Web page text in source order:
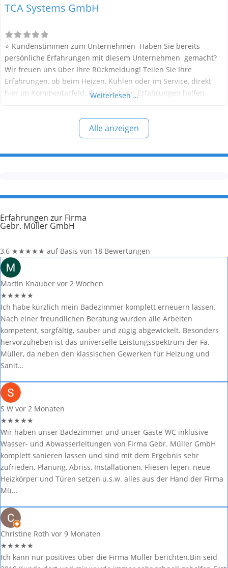
TCA Systems GmbH
⭐ Kundenstimmen zum Unternehmen Haben Sie bereits
persönliche Erfahrungen mit diesem Unternehmen gemacht?
Wir freuen uns über Ihre Rückmeldung! Teilen Sie Ihre
Erfahrungen, ob beim Heizen, Kühlen oder im Service, direkt
hier im Kommentarfeld. Ihre positiven Erfahrungen helfen
eine kritische Meinung äußern, so geben Sie diese bitte mit
konkreten Details an und bleiben
Weiterlesen …
Alle anzeigen
Erfahrungen zur Firma
Gebr. Müller GmbH
3,6 ★★★★★ auf Basis von 18 Bewertungen
Martin Knauber vor 2 Wochen
★★★★★
Ich habe kürzlich mein Badezimmer komplett erneuern lassen.
Nach einer freundlichen Beratung wurden alle Arbeiten
kompetent, sorgfältig, sauber und zügig abgewickelt. Besonders
hervorzuheben ist das universelle Leistungsspektrum der Fa.
Müller, da neben den klassischen Gewerken für Heizung und
Sanit…
S W vor 2 Monaten
★★★★★
Wir haben unser Badezimmer und unser Gäste-WC inklusive
Wasser- und Abwasserleitungen von Firma Gebr. Müller GmbH
komplett sanieren lassen und sind mit dem Ergebnis sehr
zufrieden. Planung, Abriss, Installationen, Fliesen legen, neue
Heizkörper und Türen setzen u.s.w. alles aus der Hand der Firma
Mü…
Christine Roth vor 9 Monaten
★★★★★
Ich kann nur positives über die Firma Müller berichten.Bin seid